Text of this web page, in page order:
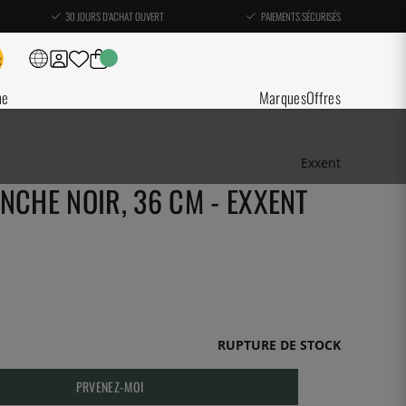
30 JOURS D'ACHAT OUVERT PAIEMENTS SÉCURISÉS
MarquesOffres
Exxent
NOIR, 36 CM - EXXENT
RUPTURE DE STOCK
PRVENEZ-MOI